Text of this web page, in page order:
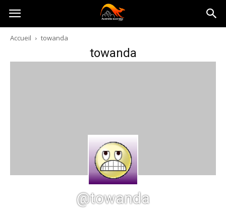
Australia-
australie.com
Accueil towanda
towanda
@towanda